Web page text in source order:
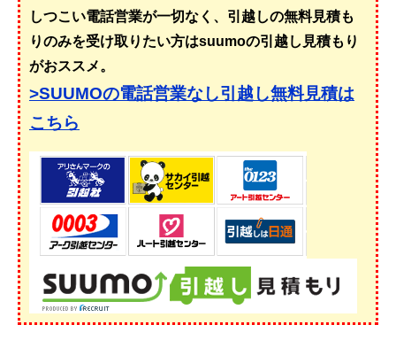
しつこい電話営業が一切なく、引越しの無料見積も
りのみを受け取りたい方はsuumoの引越し見積もり
がおススメ。
>SUUMOの電話営業なし引越し無料見積は
こちら